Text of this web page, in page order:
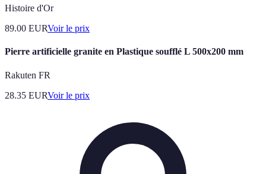
Histoire d'Or
89.00 EURVoir le prix
Pierre artificielle granite en Plastique soufflé L 500x200 mm
Rakuten FR
28.35 EURVoir le prix